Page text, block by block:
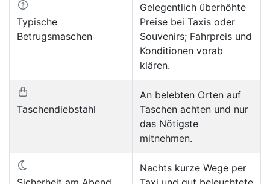
Typische
Betrugsmaschen
Gelegentlich überhöhte
Preise bei Taxis oder
Souvenirs; Fahrpreis und
Konditionen vorab
klären.
Taschendiebstahl
An belebten Orten auf
Taschen achten und nur
das Nötigste
mitnehmen.
Nachts kurze Wege per